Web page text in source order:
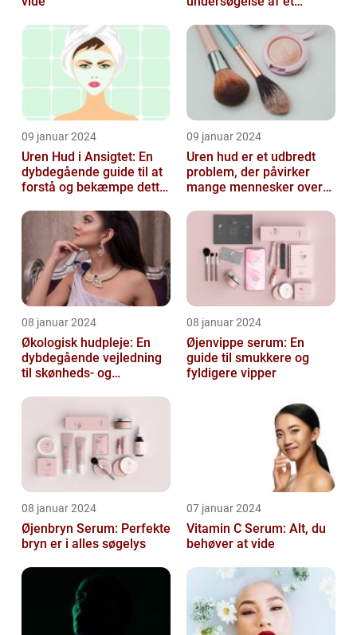
undertiden overset
skønhedspr...
09 januar 2024
Uren Hud i Ansigtet: En
dybdegående guide til at
forstå og bekæmpe dette
09 januar 2024
Uren hud er et udbredt
problem, der påvirker
mange mennesker over
08 januar 2024
Økologisk hudpleje: En
dybdegående vejledning
til skønheds- og
08 januar 2024
Øjenvippe serum: En
guide til smukkere og
fyldigere vipper
08 januar 2024
Øjenbryn Serum: Perfekte
bryn er i alles søgelys
07 januar 2024
Vitamin C Serum: Alt, du
behøver at vide